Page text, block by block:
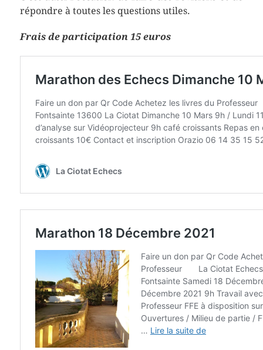
répondre à toutes les questions utiles.
Frais de participation 15 euros